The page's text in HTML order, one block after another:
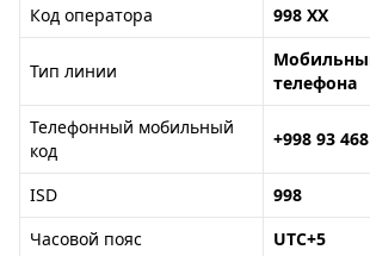
Код оператора
998 XX
Тип линии
телефона
Телефонный мобильный
код
+998 93
ISD
998
Часовой пояс
UTC+5